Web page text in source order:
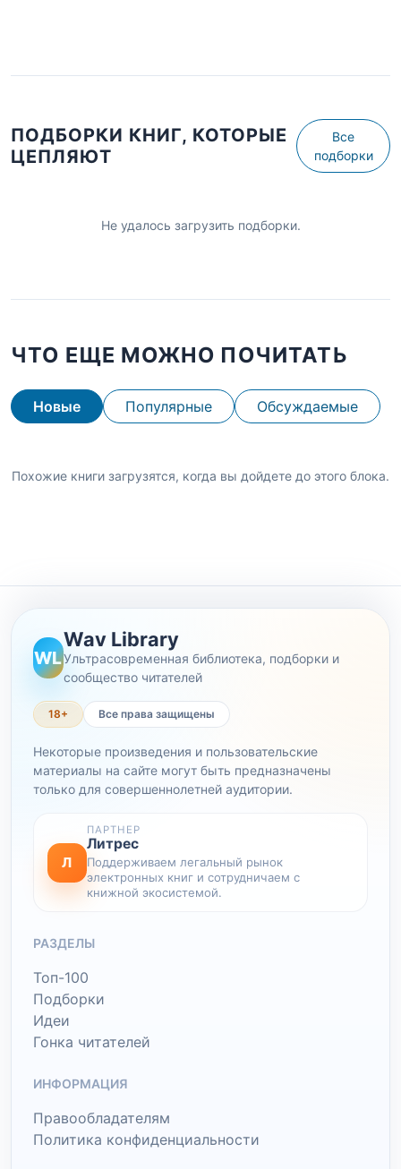
ПОДБОРКИ КНИГ, КОТОРЫЕ
ЦЕПЛЯЮТ
Все
подборки
Не удалось загрузить подборки.
ЧТО ЕЩЕ МОЖНО ПОЧИТАТЬ
Новые Популярные Обсуждаемые
Похожие книги загрузятся, когда вы дойдете до этого блока.
WL
Wav Library
Ультрасовременная библиотека, подборки и
сообщество читателей
18+ Все права защищены
Некоторые произведения и пользовательские
материалы на сайте могут быть предназначены
только для совершеннолетней аудитории.
Л
ПАРТНЕР
Литрес
Поддерживаем легальный рынок
электронных книг и сотрудничаем с
книжной экосистемой.
РАЗДЕЛЫ
Топ-100
Подборки
Идеи
Гонка читателей
ИНФОРМАЦИЯ
Правообладателям
Политика конфиденциальности